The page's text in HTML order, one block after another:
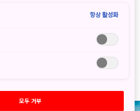
계절 꽃들을 감상해 보세요.
은 계절의 순환이 생물 다양
에 영향을 미치는 방식을 탐구,
대한 비전을 제시합니다.
항상 활성화
모두 거부